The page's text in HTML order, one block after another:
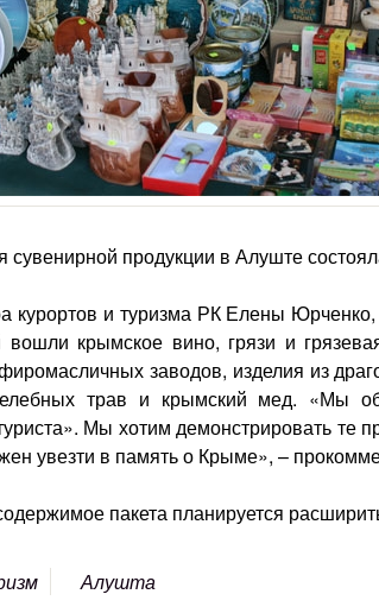
продукции в Алуште
курортов и туризма РК Елены Юрченко,
вошли крымское вино, грязи и
заводов, изделия из
трав и крымский мед. «Мы
Мы хотим демонстрировать те
увезти в память о Крыме», –
пакета планируется
Алушта